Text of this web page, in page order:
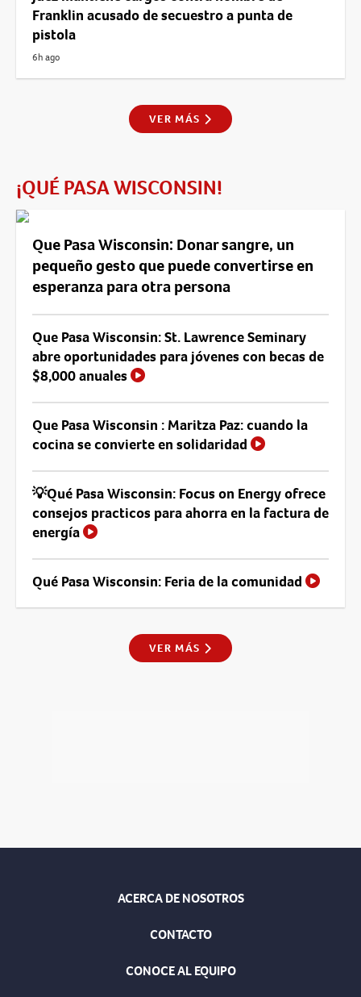
Franklin acusado de secuestro a punta de
pistola
6h ago
VER MÁS
¡QUÉ PASA WISCONSIN!
Que Pasa Wisconsin: Donar sangre, un
pequeño gesto que puede convertirse en
esperanza para otra persona
Que Pasa Wisconsin: St. Lawrence Seminary
abre oportunidades para jóvenes con becas de
$8,000 anuales
Que Pasa Wisconsin : Maritza Paz: cuando la
cocina se convierte en solidaridad
💡Qué Pasa Wisconsin: Focus on Energy ofrece
consejos practicos para ahorra en la factura de
energía
Qué Pasa Wisconsin: Feria de la comunidad
VER MÁS
ACERCA DE NOSOTROS
CONTACTO
CONOCE AL EQUIPO